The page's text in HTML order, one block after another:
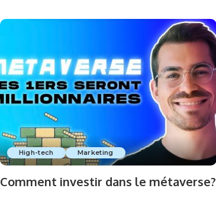
High-tech Marketing
Comment investir dans le métaverse?